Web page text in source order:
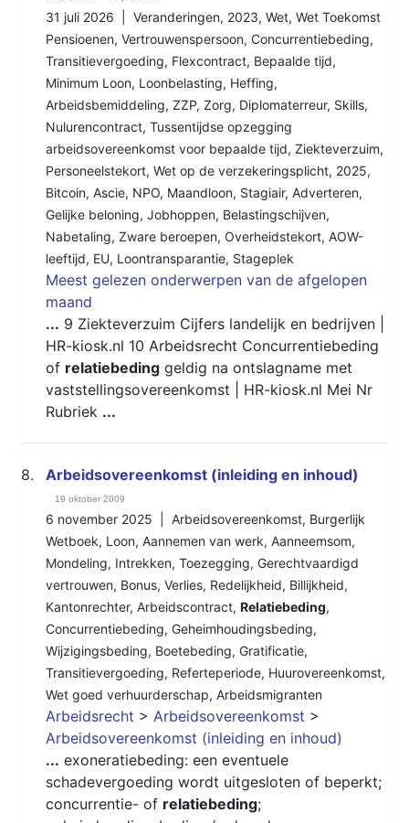
31 juli 2026 | Veranderingen, 2023, Wet, Wet Toekomst
Pensioenen, Vertrouwenspersoon, Concurrentiebeding,
Transitievergoeding, Flexcontract, Bepaalde tijd,
Minimum Loon, Loonbelasting, Heffing,
Arbeidsbemiddeling, ZZP, Zorg, Diplomaterreur, Skills,
Nulurencontract, Tussentijdse opzegging
arbeidsovereenkomst voor bepaalde tijd, Ziekteverzuim,
Personeelstekort, Wet op de verzekeringsplicht, 2025,
Bitcoin, Ascie, NPO, Maandloon, Stagiair, Adverteren,
Gelijke beloning, Jobhoppen, Belastingschijven,
Nabetaling, Zware beroepen, Overheidstekort, AOW-
leeftijd, EU, Loontransparantie, Stageplek
Meest gelezen onderwerpen van de afgelopen
maand
... 9 Ziekteverzuim Cijfers landelijk en bedrijven |
HR-kiosk.nl 10 Arbeidsrecht Concurrentiebeding
of relatiebeding geldig na ontslagname met
vaststellingsovereenkomst | HR-kiosk.nl Mei Nr
Rubriek ...
8. Arbeidsovereenkomst (inleiding en inhoud)
19 oktober 2009
6 november 2025 | Arbeidsovereenkomst, Burgerlijk
Wetboek, Loon, Aannemen van werk, Aanneemsom,
Mondeling, Intrekken, Toezegging, Gerechtvaardigd
vertrouwen, Bonus, Verlies, Redelijkheid, Billijkheid,
Kantonrechter, Arbeidscontract, Relatiebeding,
Concurrentiebeding, Geheimhoudingsbeding,
Wijzigingsbeding, Boetebeding, Gratificatie,
Transitievergoeding, Referteperiode, Huurovereenkomst,
Wet goed verhuurderschap, Arbeidsmigranten
Arbeidsrecht > Arbeidsovereenkomst >
Arbeidsovereenkomst (inleiding en inhoud)
... exoneratiebeding: een eventuele
schadevergoeding wordt uitgesloten of beperkt;
concurrentie- of relatiebeding;